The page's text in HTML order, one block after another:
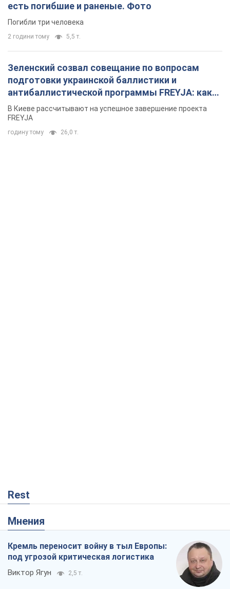
есть погибшие и раненые. Фото
Погибли три человека
2 години тому 5,5 т.
Зеленский созвал совещание по вопросам
подготовки украинской баллистики и
антибаллистической программы FREYJA: какие
решения готовятся
В Киеве рассчитывают на успешное завершение проекта
FREYJA
годину тому 26,0 т.
Rest
Мнения
Кремль переносит войну в тыл Европы:
под угрозой критическая логистика
Виктор Ягун 2,5 т.